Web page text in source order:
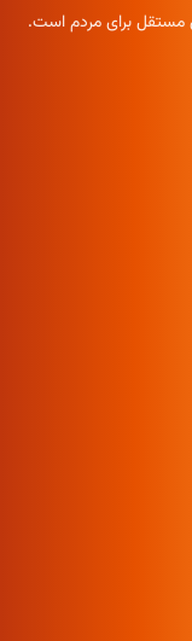
مستقل برای مردم است.